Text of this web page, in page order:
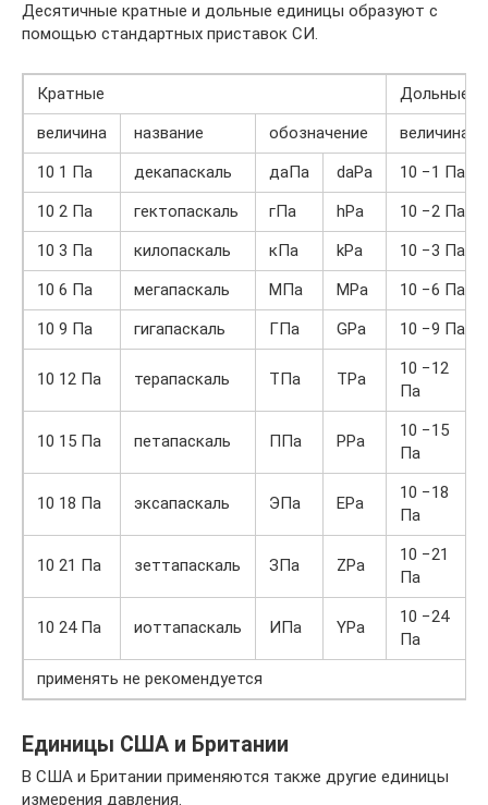
Десятичные кратные и дольные единицы образуют с
помощью стандартных приставок СИ.
Кратные
Дольные
величина
название обозначение
величина
10 1 Па
декапаскаль даПа daPa
10 −1 Па
10 2 Па
гектопаскаль гПа hPa
10 −2 Па
10 3 Па
килопаскаль кПа kPa
10 −3 Па
10 6 Па
мегапаскаль МПа MPa
10 −6 Па
10 9 Па
гигапаскаль ГПа GPa 10 −9 Па
10 12 Па терапаскаль ТПа TPa
10 −12
Па
10 15 Па петапаскаль ППа PPa
10 −15
Па
10 18 Па эксапаскаль ЭПа EPa
10 −18
Па
10 21 Па зеттапаскаль ЗПа ZPa
10 −21
Па
10 24 Па иоттапаскаль ИПа YPa
10 −24
Па
применять не рекомендуется
Единицы США и Британии
В США и Британии применяются также другие единицы
измерения давления.